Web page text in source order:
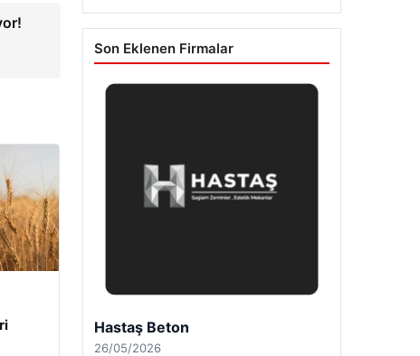
Son Eklenen Firmalar
Prenses Night Club
29/04/2026